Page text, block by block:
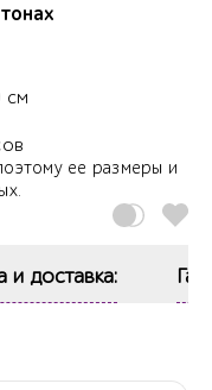
см
ее размеры и
и доставка: